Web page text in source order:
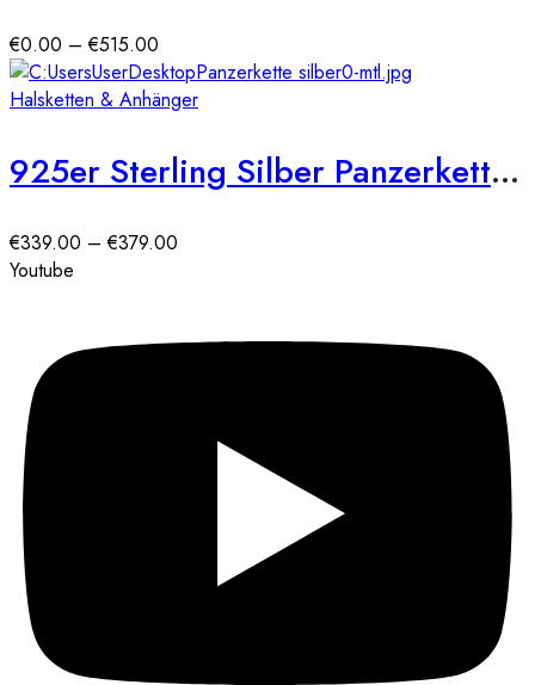
€0.00 –€515.00
€0.00
bis
Halsketten & Anhänger
925er Sterling Silber Panzerkette Massiv 5,5 mm
€339.00 –€379.00
Youtube